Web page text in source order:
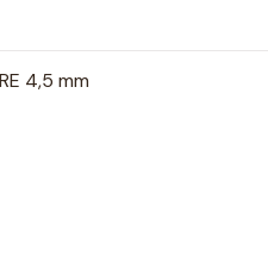
4,5 mm